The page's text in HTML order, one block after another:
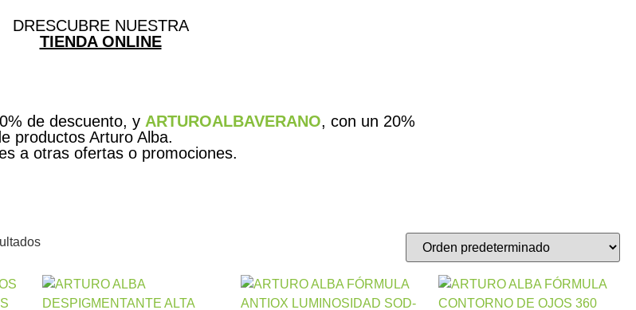
DRESCUBRE NUESTRA
TIENDA ONLINE
de descuento, y ARTUROALBAVERANO, con un 20%
productos Arturo Alba.
a otras ofertas o promociones.